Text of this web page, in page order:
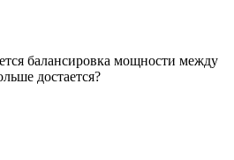
балансировка мощности между
достается?